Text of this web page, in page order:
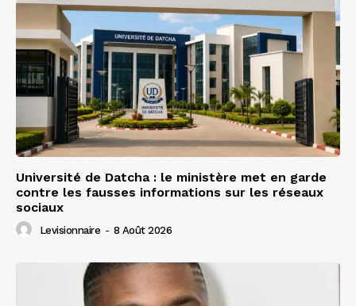
Université de Datcha : le ministère met en garde
contre les fausses informations sur les réseaux
sociaux
Levisionnaire - 8 Août 2026